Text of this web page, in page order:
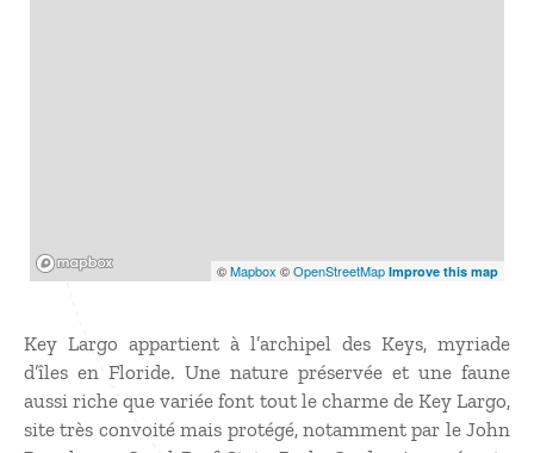
©Mapbox ©OpenStreetMap Improve this map
Key Largo appartient à l’archipel des Keys, myriade
d’îles en Floride. Une nature préservée et une faune
aussi riche que variée font tout le charme de Key Largo,
site très convoité mais protégé, notamment par le John